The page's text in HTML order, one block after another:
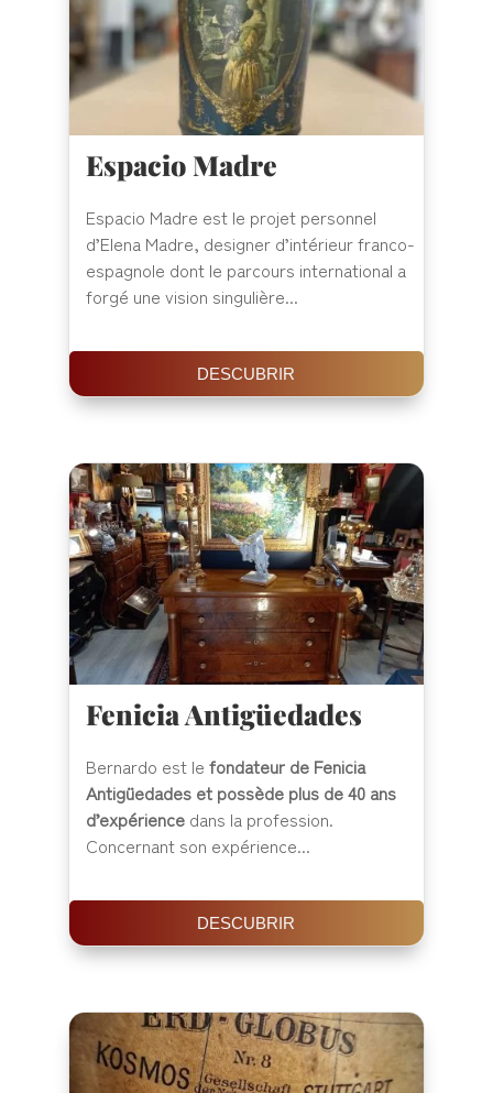
Espacio Madre
Espacio Madre est le projet personnel
d’Elena Madre, designer d’intérieur franco-
espagnole dont le parcours international a
forgé une vision singulière...
DESCUBRIR
Fenicia Antigüedades
Bernardo est lefondateur de Fenicia
Antigüedades et possède plus de 40 ans
d’expérience dans la profession.
Concernant son expérience...
DESCUBRIR